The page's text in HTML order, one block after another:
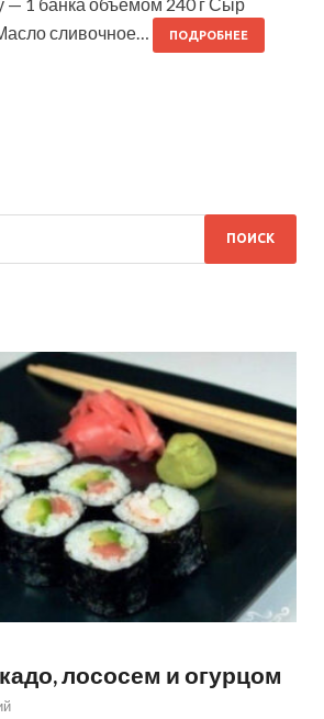
сливочное…
ПОДРОБНЕЕ
лососем и огурцом